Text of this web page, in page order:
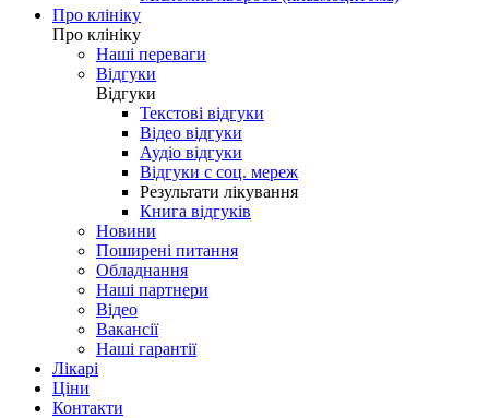
Про клініку
Про клініку
Наші переваги
Відгуки
Відгуки
Текстові відгуки
Відео відгуки
Аудіо відгуки
Відгуки с соц. мереж
Результати лікування
Книга відгуків
Новини
Поширені питання
Обладнання
Наші партнери
Відео
Вакансії
Наші гарантії
Лікарі
Ціни
Контакти